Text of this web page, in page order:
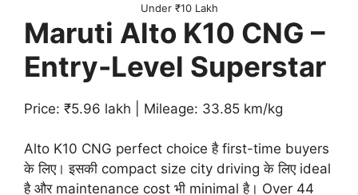
Under ₹10 Lakh
Maruti Alto K10 CNG –
Entry-Level Superstar
Price: ₹5.96 lakh | Mileage: 33.85 km/kg
Alto K10 CNG perfect choice है first-time buyers
के लिए। इसकी compact size city driving के लिए ideal
है और maintenance cost भी minimal है। Over 44